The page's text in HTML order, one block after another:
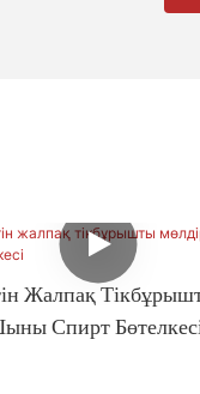
Жалпақ
Спирт